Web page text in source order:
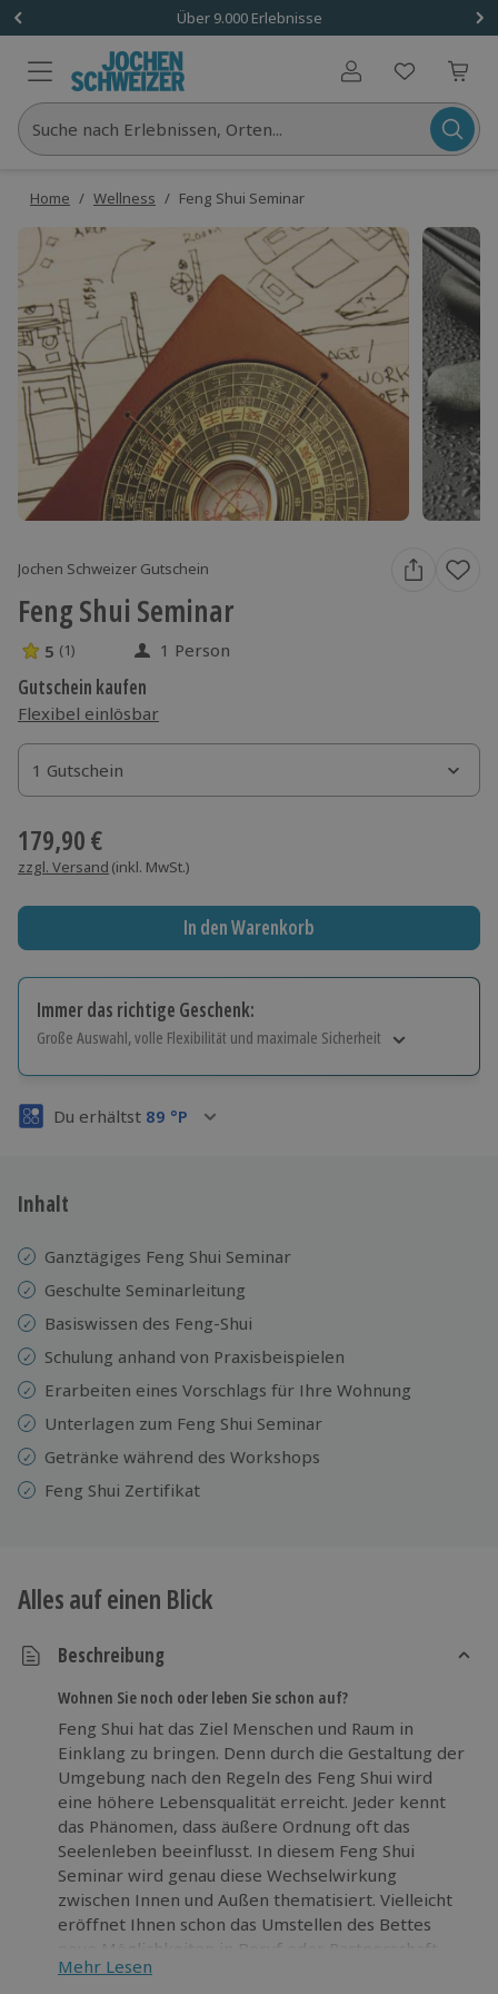
Über 9.000 Erlebnisse
Benutzerkonto
Suche nach Erlebnissen, Orten...
Home / Wellness / Feng Shui Seminar
Jochen Schweizer Gutschein
Feng Shui Seminar
5 Sterne von 5 aus 1 Bewertungen
5 (1) 1 Person
Gutschein kaufen
Flexibel einlösbar
1 Gutschein
1 Gutschein
1 Gutschein
179,90 €
zzgl. Versand (inkl. MwSt.)
In den Warenkorb
Immer das richtige Geschenk:
Große Auswahl, volle Flexibilität und maximale Sicherheit
Volle Flexibilität
3 Jahre gültig & verlängerbar.
Du erhältst 89 °P
Inhalt
Ganztägiges Feng Shui Seminar
Geschulte Seminarleitung
Basiswissen des Feng-Shui
Schulung anhand von Praxisbeispielen
Erarbeiten eines Vorschlags für Ihre Wohnung
Unterlagen zum Feng Shui Seminar
Getränke während des Workshops
Feng Shui Zertifikat
Alles auf einen Blick
Beschreibung
Wohnen Sie noch oder leben Sie schon auf?
Feng Shui hat das Ziel Menschen und Raum in
Einklang zu bringen. Denn durch die Gestaltung der
Umgebung nach den Regeln des Feng Shui wird
eine höhere Lebensqualität erreicht. Jeder kennt
das Phänomen, dass äußere Ordnung oft das
Seelenleben beeinflusst. In diesem Feng Shui
Seminar wird genau diese Wechselwirkung
zwischen Innen und Außen thematisiert. Vielleicht
eröffnet Ihnen schon das Umstellen des Bettes
neue Möglichkeiten in Beruf oder Partnerschaft.
Probieren Sie es aus! Erfahrene Feng Shui Experten
Mehr Lesen